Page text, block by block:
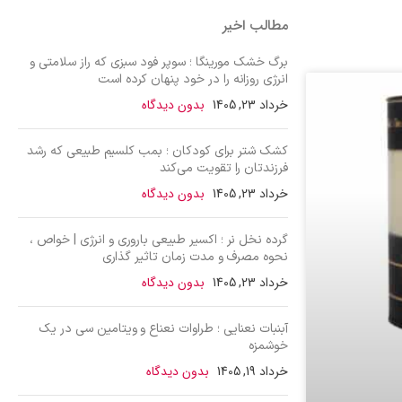
مطالب اخیر
برگ خشک مورینگا ؛ سوپر فود سبزی که راز سلامتی و
انرژی روزانه را در خود پنهان کرده است
خرداد 23, 1405 بدون دیدگاه
کشک شتر برای کودکان ؛ بمب کلسیم طبیعی که رشد
فرزندتان را تقویت می‌کند
خرداد 23, 1405 بدون دیدگاه
گرده نخل نر ؛ اکسیر طبیعی باروری و انرژی | خواص ،
نحوه مصرف و مدت زمان تاثیر گذاری
خرداد 23, 1405 بدون دیدگاه
آبنبات نعنایی ؛ طراوات نعناع و ویتامین سی در یک
خوشمزه
خرداد 19, 1405 بدون دیدگاه